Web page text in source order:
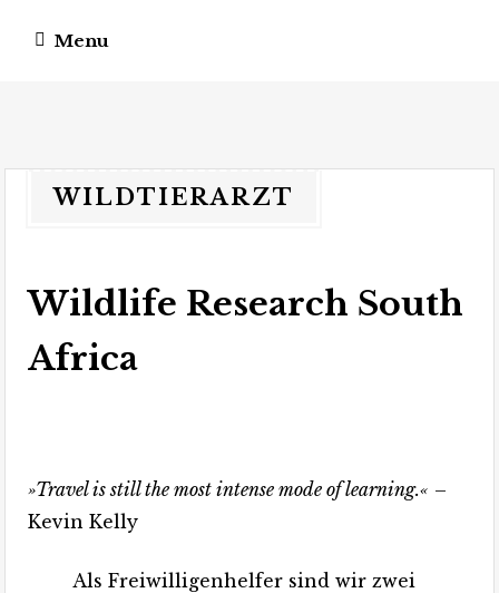
Menu
vagateers
WILDTIERARZT
Wildlife Research South
Africa
»Travel is still the most intense mode of learning.« –
Kevin Kelly
Als Freiwilligenhelfer sind wir zwei